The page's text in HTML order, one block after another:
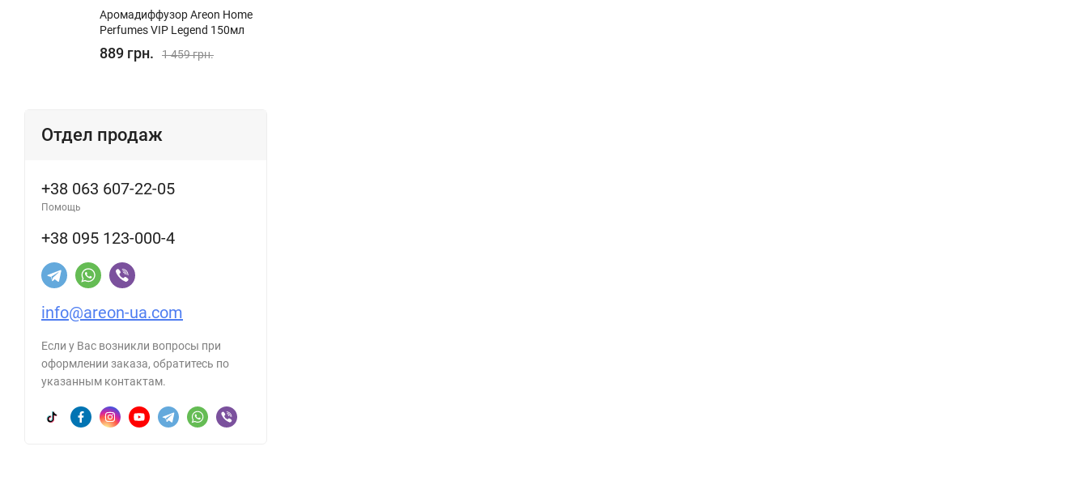
Аромадиффузор Areon Home
Perfumes VIP Legend 150мл
889 грн. 1 459 грн.
Отдел продаж
+38 063 607-22-05
Помощь
+38 095 123-000-4
info@areon-ua.com
Если у Вас возникли вопросы при
оформлении заказа, обратитесь по
указанным контактам.